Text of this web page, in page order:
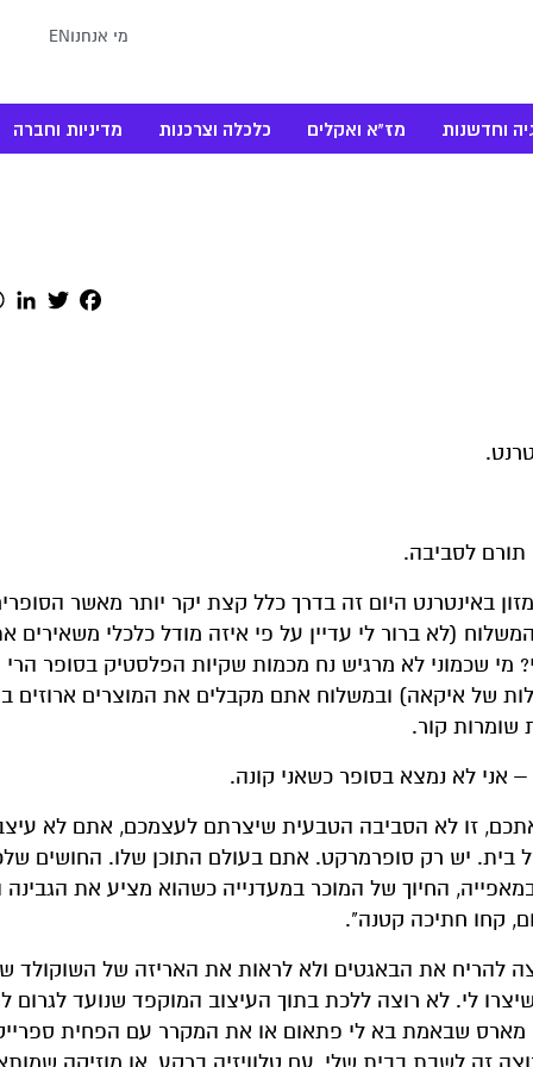
מי אנחנוEN
וחדשנות מז"א ואקלים כלכלה וצרכנות מדיניות וחברה
תורם לסביבה.
באינטרנט היום זה בדרך כלל קצת יקר יותר מאשר
(לא ברור לי עדיין על פי איזה מודל כלכלי משאירים
מי שכמוני לא מרגיש נח מכמות שקיות הפלסטיק בסופר הרי
של איקאה) ובמשלוח אתם מקבלים את המוצרים ארוזים
שומרות קור.
– אני לא נמצא בסופר כשאני קונה.
זו לא הסביבה הטבעית שיצרתם לעצמכם, אתם לא
בית. יש רק סופרמרקט. אתם בעולם התוכן שלו. החושים
החיוך של המוכר במעדנייה כשהוא מציע את
קחו חתיכה קטנה".
להריח את הבאגטים ולא לראות את האריזה של השוקולד
לי. לא רוצה ללכת בתוך העיצוב המוקפד שנועד לגרום
מארס שבאמת בא לי פתאום או את המקרר עם הפחית